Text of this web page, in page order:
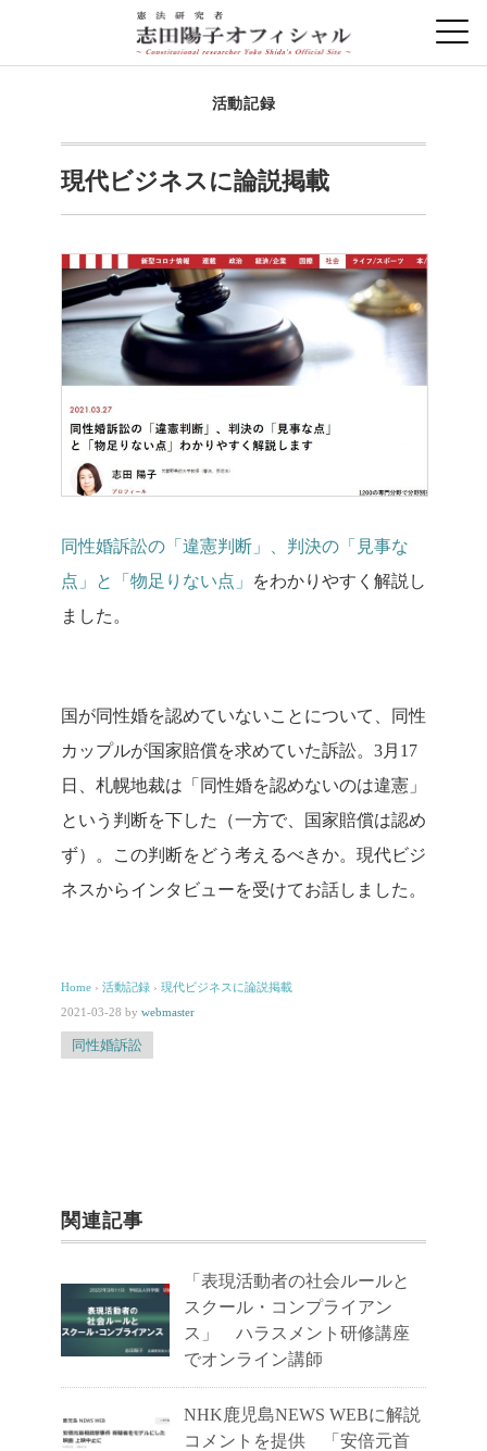
活動記録
現代ビジネスに論説掲載
同性婚訴訟の「違憲判断」、判決の「見事な
点」と「物足りない点」
をわかりやすく解説し
ました。
国が同性婚を認めていないことについて、同性
カップルが国家賠償を求めていた訴訟。3月17
日、札幌地裁は「同性婚を認めないのは違憲」
という判断を下した（一方で、国家賠償は認め
ず）。この判断をどう考えるべきか。現代ビジ
ネスからインタビューを受けてお話しました。
Home › 活動記録 › 現代ビジネスに論説掲載
2021-03-28 by webmaster
同性婚訴訟
関連記事
「表現活動者の社会ルールと
スクール・コンプライアン
ス」 ハラスメント研修講座
でオンライン講師
NHK鹿児島NEWS WEBに解説
コメントを提供 「安倍元首